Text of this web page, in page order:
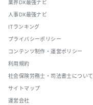
業界DX最強ナビ
人事DX最強ナビ
ITランキング
プライバシーポリシー
コンテンツ制作・運営ポリシー
利用規約
社会保険労務士・司法書士について
サイトマップ
運営会社